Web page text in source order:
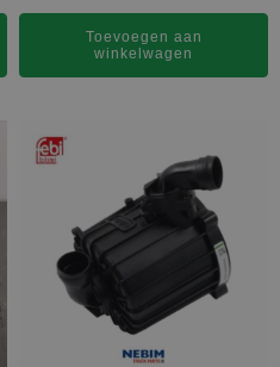
Toevoegen aan
winkelwagen